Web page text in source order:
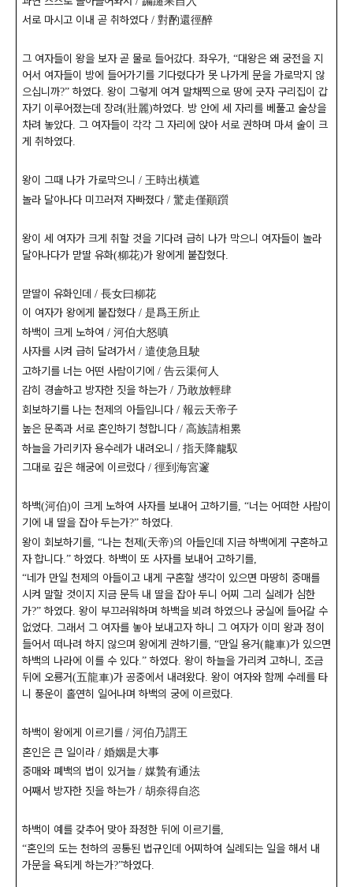
서로 마시고 이내 곧 취하였다 / 對酌還徑醉
그 여자들이 왕을 보자 곧 물로 들어갔다. 좌우가, “대왕은 왜 궁전을 지
어서 여자들이 방에 들어가기를 기다렸다가 못 나가게 문을 가로막지 않
으십니까?”하였다. 왕이 그렇게 여겨 말채찍으로 땅에 긋자 구리집이 갑
자기 이루어졌는데 장려(壯麗)하였다. 방 안에 세 자리를 베풀고 술상을
차려 놓았다. 그 여자들이 각각 그 자리에 앉아 서로 권하며 마셔 술이 크
게 취하였다.
왕이 그때 나가 가로막으니 / 王時出橫遮
놀라 달아나다 미끄러져 자빠졌다 / 驚走僅顚躓
왕이 세 여자가 크게 취할 것을 기다려 급히 나가 막으니 여자들이 놀라
달아나다가 맏딸 유화(柳花)가 왕에게 붙잡혔다.
맏딸이 유화인데 / 長女曰柳花
이 여자가 왕에게 붙잡혔다 / 是爲王所止
하백이 크게 노하여 / 河伯大怒嗔
사자를 시켜 급히 달려가서 / 遣使急且駛
고하기를 너는 어떤 사람이기에 / 告云渠何人
감히 경솔하고 방자한 짓을 하는가 / 乃敢放輕肆
회보하기를 나는 천제의 아들입니다 / 報云天帝子
높은 문족과 서로 혼인하기 청합니다 / 高族請相累
하늘을 가리키자 용수레가 내려오니 / 指天降龍馭
그대로 깊은 해궁에 이르렀다 / 徑到海宮邃
하백(河伯)이 크게 노하여 사자를 보내어 고하기를, “너는 어떠한 사람이
기에 내 딸을 잡아 두는가?”하였다.
왕이 회보하기를, “나는 천제(天帝)의 아들인데 지금 하백에게 구혼하고
자 합니다.”하였다.하백이 또 사자를 보내어 고하기를,
“네가 만일 천제의 아들이고 내게 구혼할 생각이 있으면 마땅히 중매를
시켜 말할 것이지 지금 문득 내 딸을 잡아 두니 어찌 그리 실례가 심한
가?”하였다. 왕이 부끄러워하며 하백을 뵈려 하였으나 궁실에 들어갈 수
없었다. 그래서 그 여자를 놓아 보내고자 하니 그 여자가 이미 왕과 정이
들어서 떠나려 하지 않으며 왕에게 권하기를, “만일 용거(龍車)가 있으면
하백의 나라에 이를 수 있다.”하였다. 왕이 하늘을 가리켜 고하니 , 조금
뒤에 오룡거(五龍車)가 공중에서 내려왔다. 왕이 여자와 함께 수레를 타
니 풍운이 홀연히 일어나며 하백의 궁에 이르렀다.
하백이 왕에게 이르기를 / 河伯乃謂王
혼인은 큰 일이라 / 婚姻是大事
중매와 폐백의 법이 있거늘 / 媒贄有通法
어째서 방자한 짓을 하는가 / 胡奈得自恣
하백이 예를 갖추어 맞아 좌정한 뒤에 이르기를,
“혼인의 도는 천하의 공통된 법규인데 어찌하여 실례되는 일을 해서 내
가문을 욕되게 하는가?”하였다.